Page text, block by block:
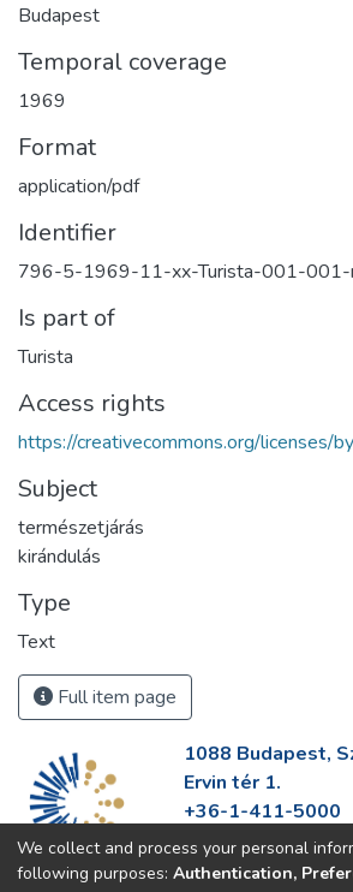
Budapest
Temporal coverage
1969
Format
application/pdf
Identifier
796-5-1969-11-xx-Turista-001-
Is part of
Turista
Access rights
https://creativecommons.org/licenses/
Subject
természetjárás
kirándulás
Type
Text
Full item page
1088 Budapest,
Ervin tér 1.
+36-1-411-5000
info@fszek.hu
https://fszek.hu
We collect and process your personal
following purposes: Authentication,